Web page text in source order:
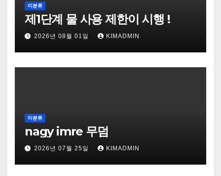
미분류
제1단계 물 사용 제한이 시행 !
2026년 08월 01일 KIMADMIN
미분류
nagy imre 무덤
2026년 07월 25일 KIMADMIN